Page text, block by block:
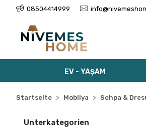
08504414999
EV - YAŞAM
Startseite Mobilya Sehpa &
Unterkategorien